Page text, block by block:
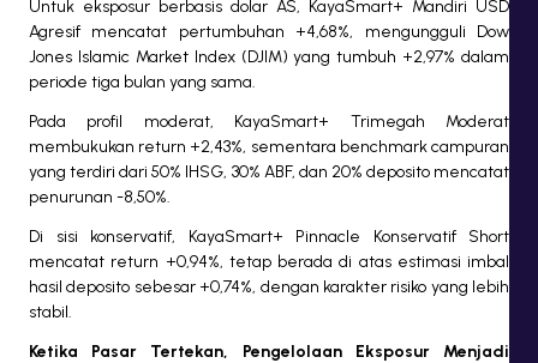
Untuk eksposur berbasis dolar AS, KayaSmart+ Mandiri USD
Agresif mencatat pertumbuhan +4,68%, mengungguli Dow
Jones Islamic Market Index (DJIM) yang tumbuh +2,97% dalam
periode tiga bulan yang sama.
Pada profil moderat, KayaSmart+ Trimegah Moderat
membukukan return +2,43%, sementara benchmark campuran
yang terdiri dari 50% IHSG, 30% ABF, dan 20% deposito mencatat
penurunan -8,50%.
Di sisi konservatif, KayaSmart+ Pinnacle Konservatif Short
mencatat return +0,94%, tetap berada di atas estimasi imbal
hasil deposito sebesar +0,74%, dengan karakter risiko yang lebih
stabil.
Ketika Pasar Tertekan, Pengelolaan Eksposur Menjadi